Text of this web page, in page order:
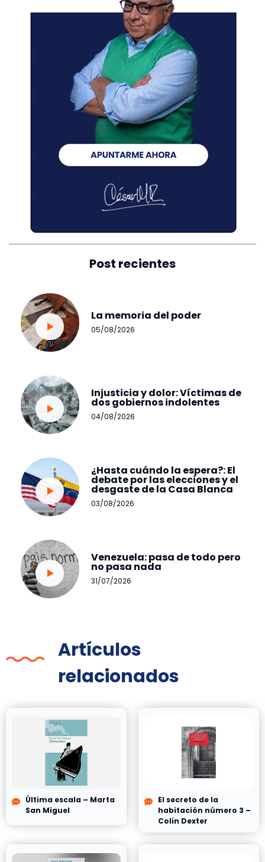
Post recientes
La memoria del poder
05/08/2026
Injusticia y dolor: Víctimas de
dos gobiernos indolentes
04/08/2026
¿Hasta cuándo la espera?: El
debate por las elecciones y el
desgaste de la Casa Blanca
03/08/2026
Venezuela: pasa de todo pero
no pasa nada
31/07/2026
Artículos
relacionados
Última escala – Marta
San Miguel
El secreto de la
habitación número 3 –
Colin Dexter